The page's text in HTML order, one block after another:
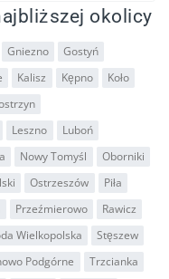
okolicy
Gniezno
Gostyń
Kalisz Kępno
Koło
Leszno
Luboń
Nowy Tomyśl
Oborniki
Ostrzeszów
Piła
Przeźmierowo
Rawicz
Wielkopolska
Stęszew
Podgórne
Trzcianka